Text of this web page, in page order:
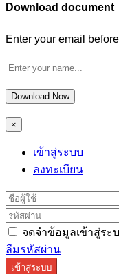
Download document
Enter your email
Download Now
×
เข้าสู่ระบบ
ลงทะเบียน
จดจำข้อมูลเข้าสู่ระ
ลืมรหัสผ่าน
เข้าสู่ระบบ